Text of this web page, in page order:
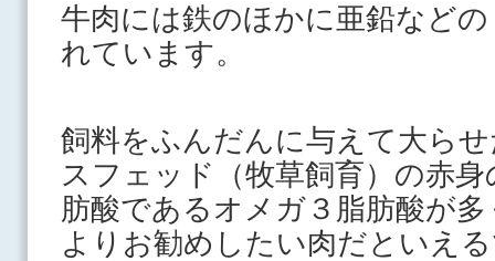
牛肉には鉄のほかに亜鉛など
れています。
飼料をふんだんに与えて大ら
スフェッド（牧草飼育）の赤
肪酸であるオメガ３脂肪酸が
よりお勧めしたい肉だといえ